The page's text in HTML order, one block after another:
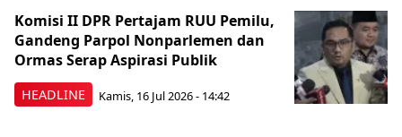
HEADLINE
Komisi II DPR Pertajam RUU Pemilu,
Gandeng Parpol Nonparlemen dan
Ormas Serap Aspirasi Publik
Kamis, 16 Jul 2026 - 14:42